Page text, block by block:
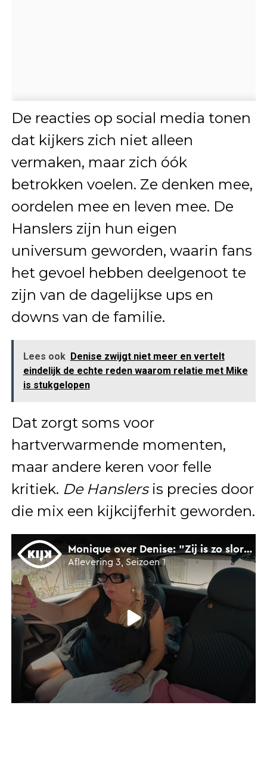
De reacties op social media tonen
dat kijkers zich niet alleen
vermaken, maar zich óók
betrokken voelen. Ze denken mee,
oordelen mee en leven mee. De
Hanslers zijn hun eigen
universum geworden, waarin fans
het gevoel hebben deelgenoot te
zijn van de dagelijkse ups en
downs van de familie.
Lees ook Denise zwijgt niet meer en vertelt
eindelijk de echte reden waarom relatie met Mike
is stukgelopen
Dat zorgt soms voor
hartverwarmende momenten,
maar andere keren voor felle
kritiek. De Hanslersis precies door
die mix een kijkcijferhit geworden.